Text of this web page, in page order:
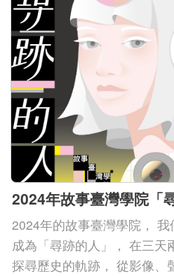
2024年故事臺灣學院「
2024年的故事臺灣學院，
成為「尋跡的人」， 在三天
探尋歷史的軌跡， 從影像、